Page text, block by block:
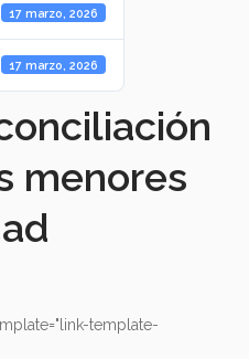
17 marzo, 2026
17 marzo, 2026
menores
template-